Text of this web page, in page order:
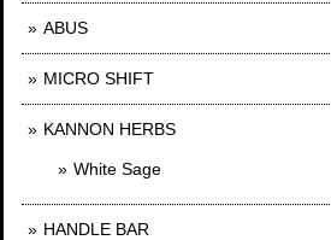
ABUS
MICRO SHIFT
KANNON HERBS
White Sage
HANDLE BAR